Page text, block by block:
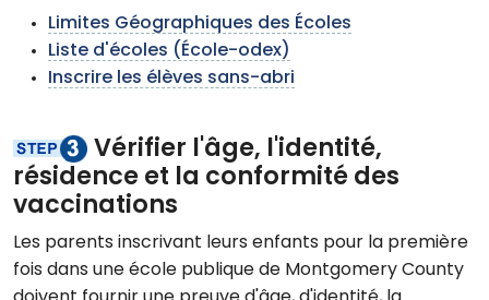
Limites Géographiques des Écoles
Liste d'écoles (École-odex)
Inscrire les élèves sans-abri
Vérifier l'âge, l'identité,
résidence et la conformité des
vaccinations
Les parents inscrivant leurs enfants pour la première
fois dans une école publique de Montgomery County